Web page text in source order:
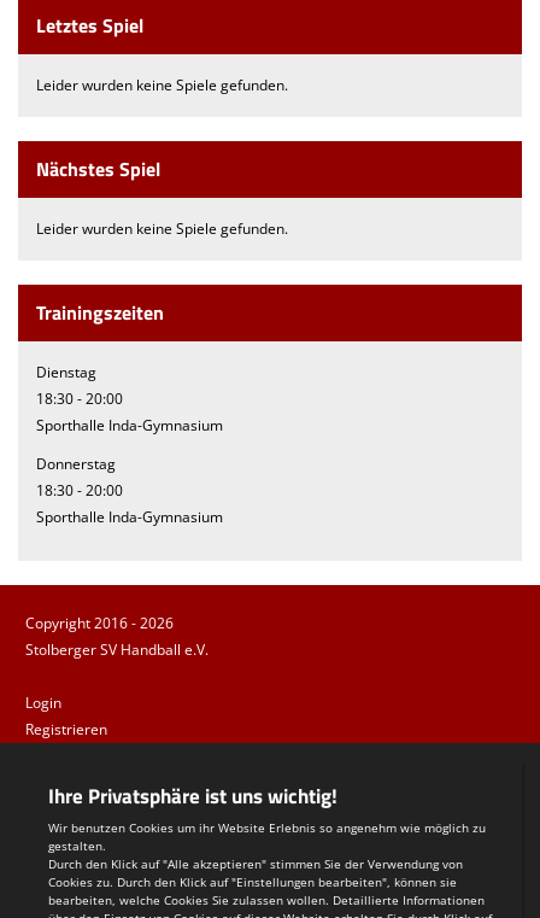
Letztes Spiel
Leider wurden keine Spiele gefunden.
Nächstes Spiel
Leider wurden keine Spiele gefunden.
Trainingszeiten
Dienstag
18:30 - 20:00
Sporthalle Inda-Gymnasium
Donnerstag
18:30 - 20:00
Sporthalle Inda-Gymnasium
Copyright 2016 - 2026
Stolberger SV Handball e.V.
Login
Registrieren
Datenschutzerklärung
Teamsports 2
Dein Sportverein online